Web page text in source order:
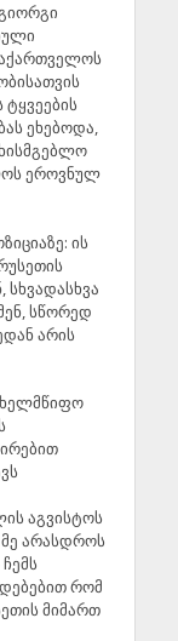
ეხებოდა,
ეროვნულ
ის
სხვადასხვა
სწორედ
არის
აგვისტოს
არასდროს
რომ
მიმართ